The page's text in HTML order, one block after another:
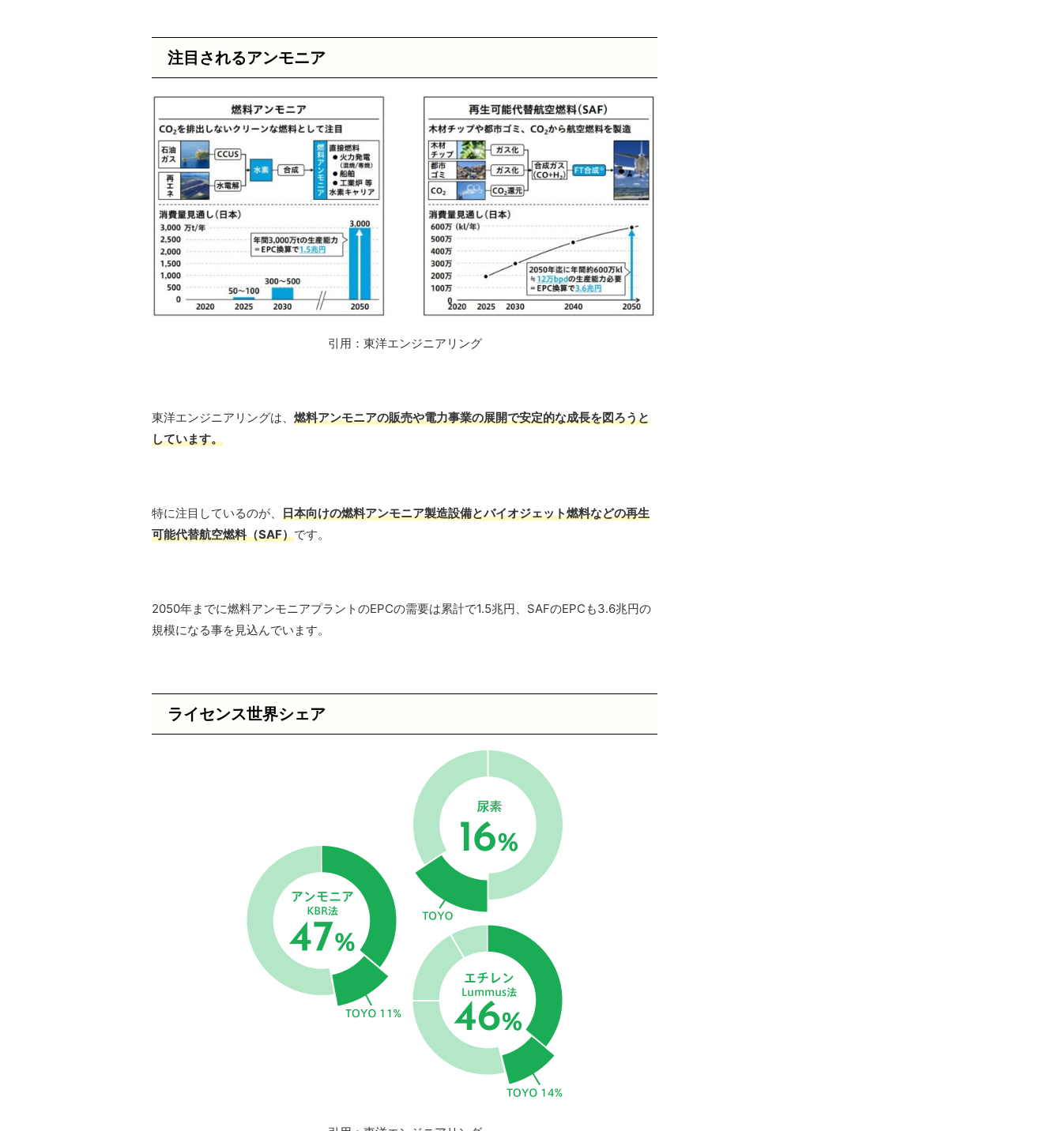
注目されるアンモニア
引用：東洋エンジニアリング
東洋エンジニアリングは、 燃料アンモニアの販売や電力事業の展開で安定的な成長を図ろうと
しています。
特に注目しているのが、 日本向けの燃料アンモニア製造設備とバイオジェット燃料などの再生
可能代替航空燃料（SAF）です。
2050年までに燃料アンモニアプラントのEPCの需要は累計で1.5兆円、SAFのEPCも3.6兆円の
規模になる事を見込んでいます。
ライセンス世界シェア